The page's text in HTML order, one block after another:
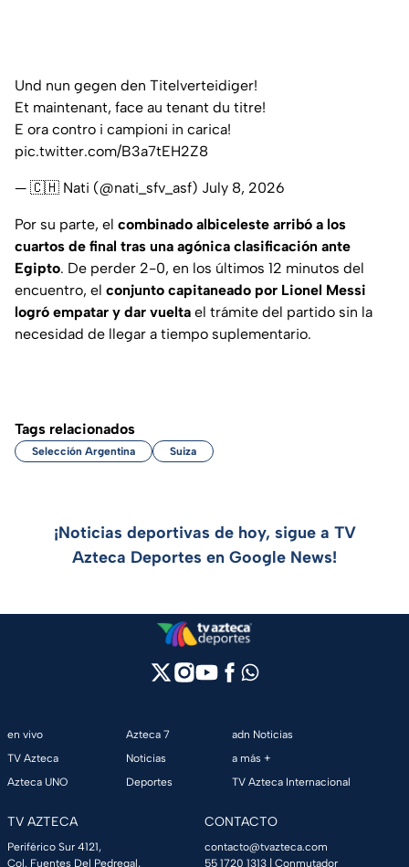
Und nun gegen den Titelverteidiger!
Et maintenant, face au tenant du titre!
E ora contro i campioni in carica!
pic.twitter.com/B3a7tEH2Z8
— 🇨🇭 Nati (@nati_sfv_asf) July 8, 2026
Por su parte, el combinado albiceleste arribó a los
cuartos de final tras una agónica clasificación ante
Egipto. De perder 2-0, en los últimos 12 minutos del
encuentro, el conjunto capitaneado por Lionel Messi
logró empatar y dar vuelta el trámite del partido sin la
necesidad de llegar a tiempo suplementario.
Tags relacionados
Selección Argentina Suiza
¡Noticias deportivas de hoy, sigue a TV
Azteca Deportes en Google News!
en vivo
TV Azteca
Azteca UNO
Azteca 7
Noticias
Deportes
adn Noticias
a más +
TV Azteca Internacional
TV AZTECA
Periférico Sur 4121,
Col. Fuentes Del Pedregal,
CONTACTO
contacto@tvazteca.com
55 1720 1313 | Conmutador